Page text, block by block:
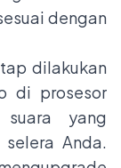
dengan
dilakukan
di prosesor
yang
Anda.